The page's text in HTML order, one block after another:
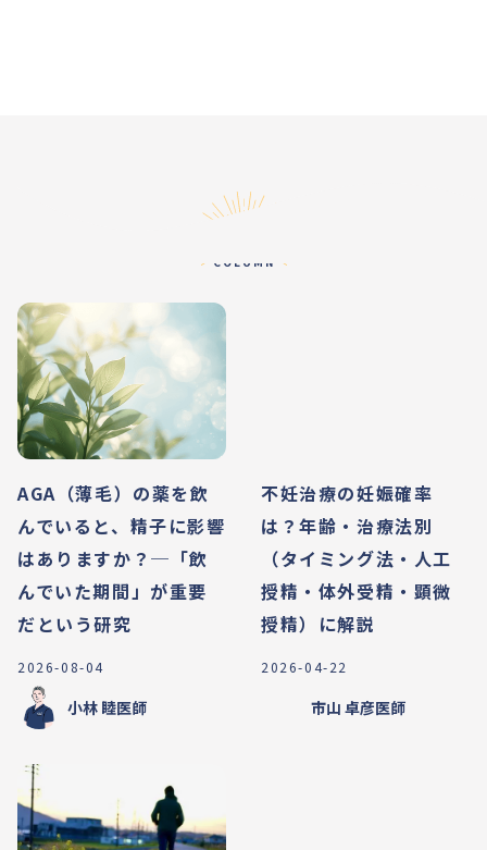
COLUMN
AGA（薄毛）の薬を飲
んでいると、精子に影響
はありますか？─「飲
んでいた期間」が重要
だという研究
2026-08-04
小林 睦医師
不妊治療の妊娠確率
は？年齢・治療法別
（タイミング法・人工
授精・体外受精・顕微
授精）に解説
2026-04-22
市山 卓彦医師